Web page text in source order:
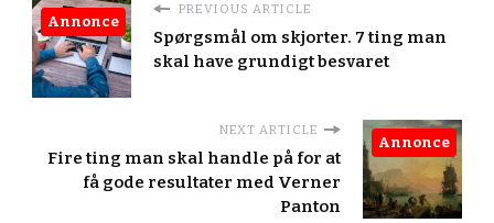
PREVIOUS ARTICLE
Spørgsmål om skjorter. 7 ting man
skal have grundigt besvaret
Annonce
NEXT ARTICLE
Fire ting man skal handle på for at
få gode resultater med Verner
Panton
Annonce